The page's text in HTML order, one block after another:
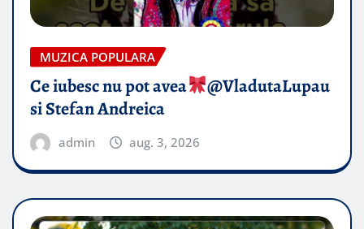
MUZICA POPULARA
Ce iubesc nu pot avea
​@VladutaLupau
si Stefan Andreica
admin aug. 3, 2026